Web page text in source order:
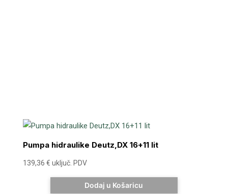
Pumpa hidraulike Deutz,DX 16+11 lit
139,36 € uključ. PDV
Dodaj u Košaricu